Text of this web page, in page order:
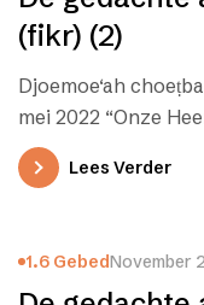
(fikr) (2)
Djoemoe‘ah
mei 2022 “Onze
Lees Verder
1.6 GebedNovember